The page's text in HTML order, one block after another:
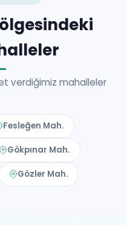
verdiğimiz mahalleler
Fesleğen Mah.
Gökpınar Mah.
Gözler Mah.